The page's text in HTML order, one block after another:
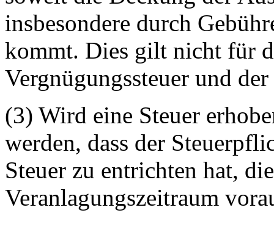
insbesondere durch
kommt. Dies gilt nicht für
Vergnügungssteuer und
(3) Wird eine Steuer
werden, dass der
Steuer zu entrichten hat,
Veranlagungszeitraum